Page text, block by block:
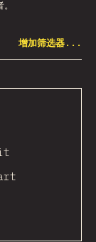
增加筛选器...